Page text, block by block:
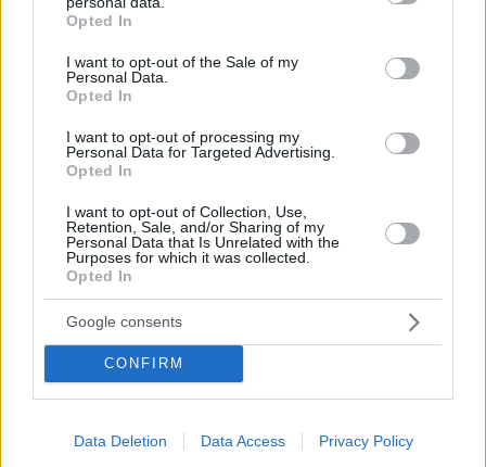
grant or deny consent to Google and its third-party tags to
use your data for below specified purposes in below Google
consent section.
Opted In
I want to opt-out of the Sale of my
Personal Data.
Opted In
I want to opt-out of processing my
Personal Data for Targeted Advertising.
Opted In
I want to opt-out of Collection, Use,
Retention, Sale, and/or Sharing of my
Personal Data that Is Unrelated with the
Purposes for which it was collected.
Opted In
Google consents
CONFIRM
Data Deletion Data Access Privacy Policy
* Υποχρεωτικά πεδία
ΡΟΗ ΕΙΔΗΣΕΩΝ
Φωτιά στο Λασίθι, κοντά στον οικισμό Καρύδι, 112 για
ετοιμότητα
πριν 13 λεπτά
Ο Κριστιάνο Ρονάλντο φωτογραφήθηκε με τα πολυτελή
αυτοκίνητά του: «Τα παιχνίδια μου» έγραψε για τις
Ferrari, τις McLaren, τις Mercedes και τις Bugatti
πριν 14 λεπτά
πριν 20 λεπτά